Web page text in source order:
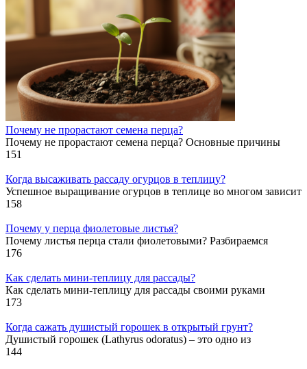
Почему не прорастают семена перца?
Почему не прорастают семена перца? Основные причины
151
Когда высаживать рассаду огурцов в теплицу?
Успешное выращивание огурцов в теплице во многом зависит
158
Почему у перца фиолетовые листья?
Почему листья перца стали фиолетовыми? Разбираемся
176
Как сделать мини-теплицу для рассады?
Как сделать мини-теплицу для рассады своими руками
173
Когда сажать душистый горошек в открытый грунт?
Душистый горошек (Lathyrus odoratus) – это одно из
144